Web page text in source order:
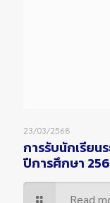
23/03/2568
การรับนักเรียน
ปีการศึกษา
Read